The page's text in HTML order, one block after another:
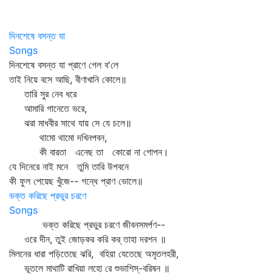
দিনশেষে বসন্ত যা
Songs
দিনশেষে বসন্ত যা প্রাণে গেল ব'লে
তাই নিয়ে বসে আছি, বীণাখানি কোলে॥
তারি সুর নেব ধরে
আমারি গানেতে ভরে,
ঝরা মাধবীর সাথে যায় সে যে চলে॥
থামো থামো দখিনপবন,
কী বারতা এনেছ তা কোরো না গোপন।
যে দিনেরে নাই মনে তুমি তারি উপবনে
কী ফুল পেয়েছ খুঁজে-- গন্ধে প্রাণ ভোলে॥
ভক্ত করিছে প্রভুর চরণে
Songs
ভক্ত করিছে প্রভুর চরণে জীবনসমর্পণ--
ওরে দীন, তুই জোড়কর করি কর্‌ তাহা দরশন ॥
মিলনের ধারা পড়িতেছে ঝরি, বহিয়া যেতেছে অমৃতলহরী,
ভূতলে মাথাটি রাখিয়া লহো রে শুভাশিস্‌-বরিষন ॥